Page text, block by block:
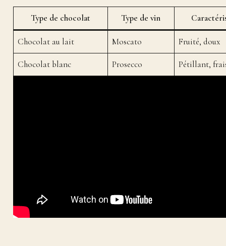
Type de chocolat Type de vin
Chocolat au lait Moscato Fruité, doux
Chocolat blanc Prosecco Pétillant,